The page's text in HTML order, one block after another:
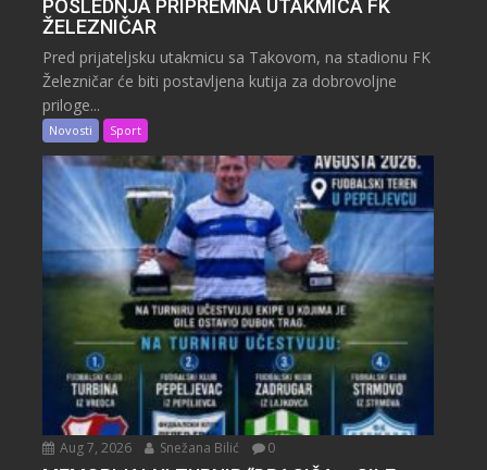
POSLEDNJA PRIPREMNA UTAKMICA FK
ŽELEZNIČAR
Pred prijateljsku utakmicu sa Takovom, na stadionu FK
Železničar će biti postavljena kutija za dobrovoljne
priloge...
Novosti Sport
Aug 7, 2026 Snežana Bilić 0